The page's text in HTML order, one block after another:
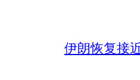
伊朗恢复接